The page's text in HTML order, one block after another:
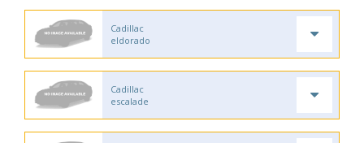
Cadillac
eldorado
Cadillac
escalade